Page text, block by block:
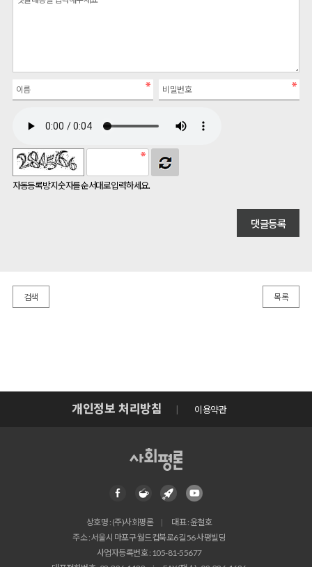
자동등록방지 숫자를 순서대로 입력하세요.
검색 목록
개인정보 처리방침 이용약관
상호명 : (주)사회평론
대표 : 윤철호
주소 : 서울시 마포구 월드컵북로6길 56 사평빌딩
사업자등록번호 : 105-81-55677